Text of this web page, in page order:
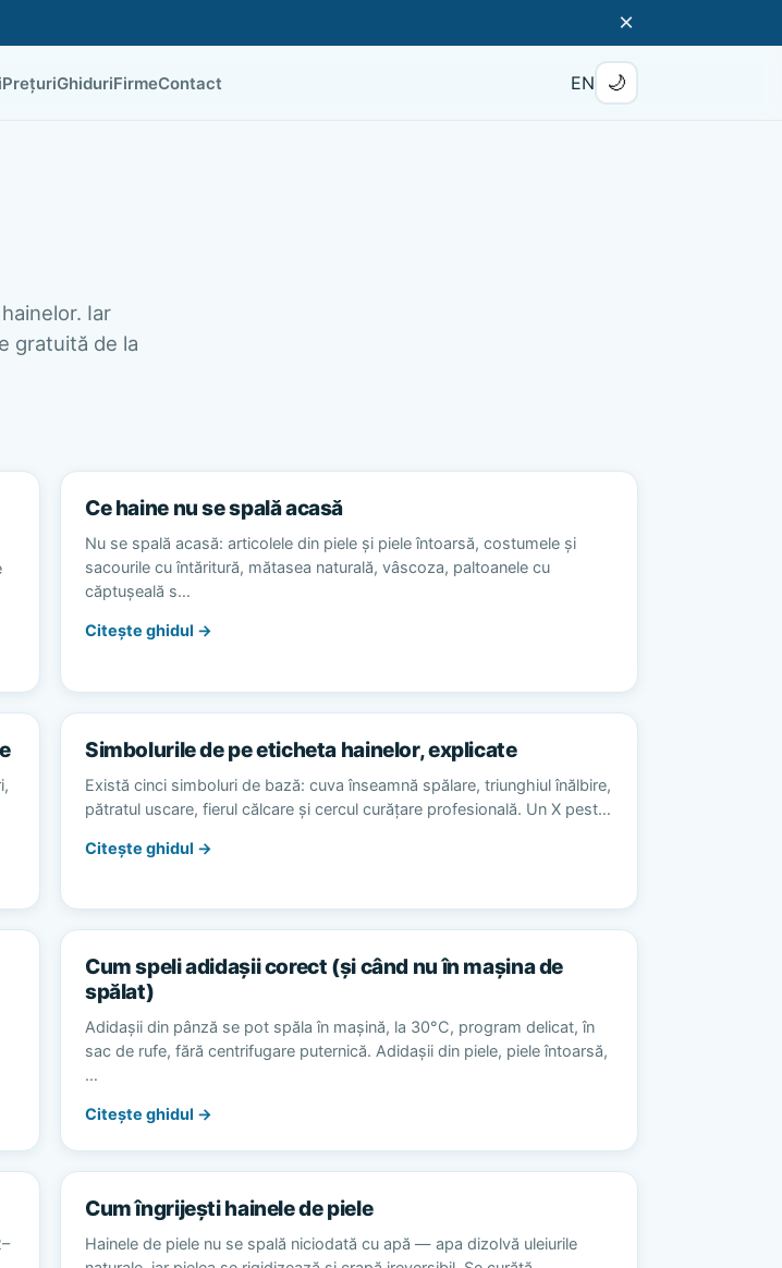
×
PrețuriGhiduriFirmeContact EN 🌙
Iar
gratuită de la
Ce haine nu se spală acasă
Nu se spală acasă: articolele din piele și piele întoarsă, costumele și
sacourile cu întăritură, mătasea naturală, vâscoza, paltoanele cu
căptușeală s…
Citește ghidul →
Simbolurile de pe eticheta hainelor, explicate
Există cinci simboluri de bază: cuva înseamnă spălare, triunghiul înălbire,
pătratul uscare, fierul călcare și cercul curățare profesională. Un X pest…
Citește ghidul →
Cum speli adidașii corect (și când nu în mașina de
spălat)
Adidașii din pânză se pot spăla în mașină, la 30°C, program delicat, în
sac de rufe, fără centrifugare puternică. Adidașii din piele, piele întoarsă,
…
Citește ghidul →
Cum îngrijești hainele de piele
Hainele de piele nu se spală niciodată cu apă — apa dizolvă uleiurile